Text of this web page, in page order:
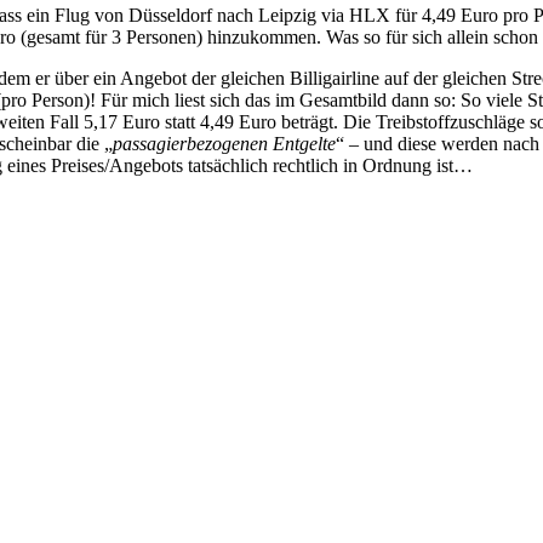
ein Flug von Düsseldorf nach Leipzig via HLX für 4,49 Euro pro
(gesamt für 3 Personen) hinzukommen. Was so für sich allein
er über ein Angebot der gleichen Billigairline auf der gleichen
Person)! Für mich liest sich das im Gesamtbild dann so: So viele
Fall 5,17 Euro statt 4,49 Euro beträgt. Die Treibstoffzuschläge
die „passagierbezogenen Entgelte“ – und diese werden
Preises/Angebots tatsächlich rechtlich in Ordnung ist…